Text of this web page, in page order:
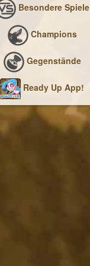
Besondere Spiele
Champions
Gegenstände
Ready Up App!